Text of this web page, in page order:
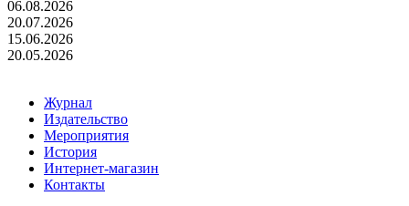
06.08.2026
20.07.2026
15.06.2026
20.05.2026
Журнал
Издательство
Мероприятия
История
Интернет-магазин
Контакты